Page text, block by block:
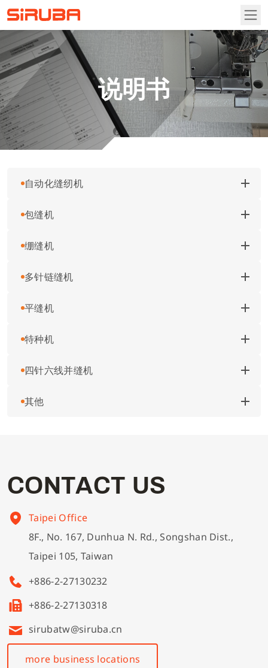
首页
关于高林
关于高林
营业据点
联系我们
资讯专区
产品介绍
自动化缝纫机
多针链缝机
平缝机
其他缝纫机
下载
电控说明书
型录下载
简体中文
English
说明书
自动化缝纫机
ASP-EBJ100A 说明书 & 零件图
ASP-EBJ100S 说明书 & 零件图
ASP-EBJ150 说明书 & 零件图
ASP-EBJ200 说明书 & 零件图
ASV-ATS100A 说明书 & 零件图
ASK-ASM101 说明书 & 零件图
ASK-ASM200 说明书 & 零件图
ASP-CBH100 说明书 & 零件图
ASP-CBS100 说明书 & 零件图
ASC-PBH100 说明书 & 零件图
ASL-AGS100 说明书 & 零件图
包缝机
700L 说明书
700QD 说明书
988LQT 说明书
ACS200 说明书
700KS 说明书 & 零件图
700KS-ESK 说明书 & 零件图
700KST 说明书 & 零件图
700K-BKF 说明书 & 零件图
500Qe ECA ECB 说明书
500Qe 说明书
绷缝机
C007K C007KD 说明书
C007KD-FFT 说明书 & 零件图
C007KP 说明书 & 零件图
C007L / C007LX 说明书 & 零件图
C007LQT 说明书 & 零件图
S007K S007KD 说明书
S007KD-FFT 说明书 & 零件图
F007KD-FFT 说明书 & 零件图
F007K-FHK 说明书 & 零件图
多针链缝机
HF008 说明书
HF008A 说明书
NC008 说明书 & 零件图
VC008 说明书
VC008B 说明书 & 零件图
Z008 说明书
平缝机
DL7200A 说明书
DL7200C 说明书
DL7200D-NM1_NH1 说明书
DL7200S 说明书
DL7300 说明书
DT828 说明书
DL7200 说明书 & 零件图
特种机
BH9820 说明书
LBHS-1790S 说明书 & 零件图
四针六线并缝机
D007R(B) 说明书
D007L 说明书
其他
PK522 说明书
AA-6 说明书
FA007-of-2 I说明书
FA007-of-3 说明书
CONTACT US
Taipei Office
8F., No. 167, Dunhua N. Rd., Songshan Dist.,
Taipei 105, Taiwan
+886-2-27130232
+886-2-27130318
sirubatw@siruba.cn
more business locations